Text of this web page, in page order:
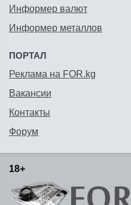
Информер валют
Информер металлов
ПОРТАЛ
Реклама на FOR.kg
Вакансии
Контакты
Форум
18+